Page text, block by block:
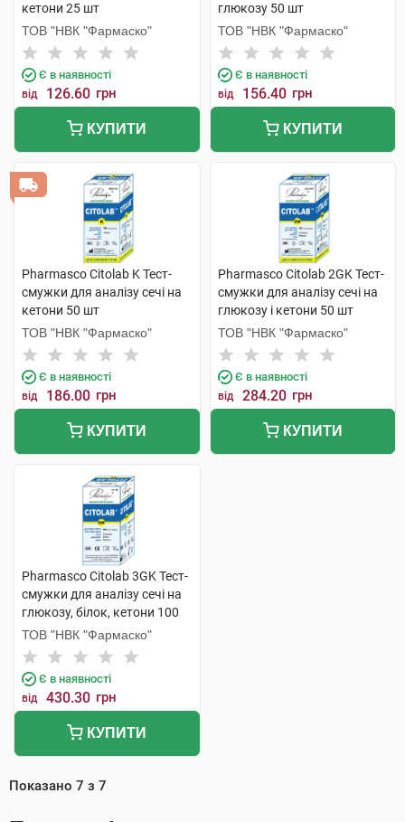
кетони 25 шт
ТОВ "НВК "Фармаско"
Є в наявності
від 126.60 грн
КУПИТИ
глюкозу 50 шт
ТОВ "НВК "Фармаско"
Є в наявності
від 156.40 грн
КУПИТИ
Pharmasco Citolab K Тест-
смужки для аналізу сечі на
кетони 50 шт
ТОВ "НВК "Фармаско"
Є в наявності
від 186.00 грн
КУПИТИ
Pharmasco Citolab 2GK Тест-
смужки для аналізу сечі на
глюкозу і кетони 50 шт
ТОВ "НВК "Фармаско"
Є в наявності
від 284.20 грн
КУПИТИ
Pharmasco Citolab 3GK Тест-
смужки для аналізу сечі на
глюкозу, білок, кетони 100
шт
ТОВ "НВК "Фармаско"
Є в наявності
від 430.30 грн
КУПИТИ
Показано 7 з 7